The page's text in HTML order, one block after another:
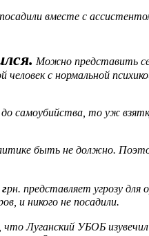
вместе с
Можно представить
с нормальной
самоубийства, то уж
быть не должно.
рн. представляет угрозу для
и никого не посадили.
Луганский УБОБ изувечил